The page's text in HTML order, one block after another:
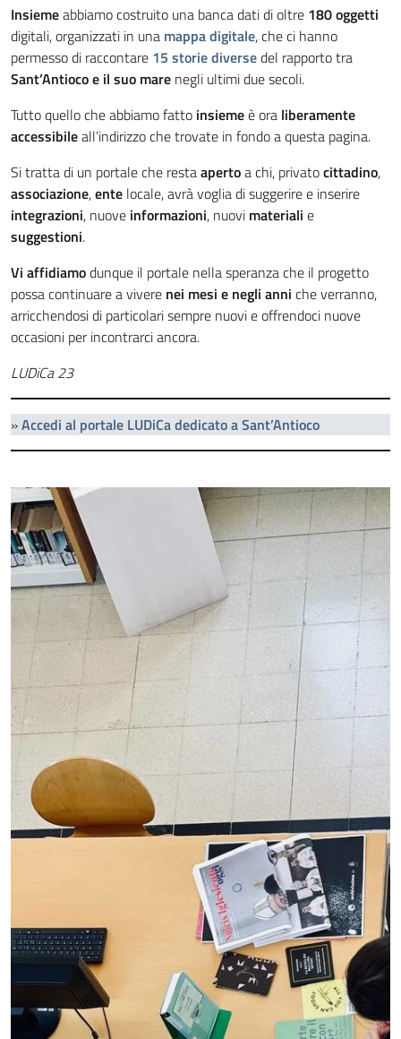
Insiemeabbiamo costruito una banca dati di oltre 180 oggetti
digitali, organizzati in una mappa digitale, che ci hanno
permesso di raccontare 15 storie diversedel rapporto tra
Sant’Antioco e il suo mare negli ultimi due secoli.
Tutto quello che abbiamo fatto insiemeè ora liberamente
accessibileall’indirizzo che trovate in fondo a questa pagina.
Si tratta di un portale che restaapertoa chi, privatocittadino,
associazione,ente locale, avrà voglia di suggerire e inserire
integrazioni, nuove informazioni, nuovi materiali e
suggestioni.
Vi affidiamodunque il portale nella speranza che il progetto
possa continuare a vivere nei mesi e negli anni che verranno,
arricchendosi di particolari sempre nuovi e offrendoci nuove
occasioni per incontrarci ancora.
LUDiCa 23
»Accedi al portale LUDiCa dedicato a Sant’Antioco